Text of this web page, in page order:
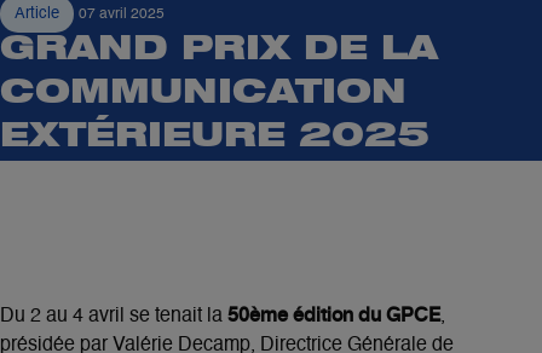
Article 07 avril 2025
GRAND PRIX DE LA
COMMUNICATION
EXTÉRIEURE 2025
Du 2 au 4 avril se tenait la 50ème édition du GPCE,
présidée par Valérie Decamp, Directrice Générale de